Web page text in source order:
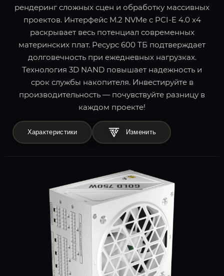
рендеринг сложных сцен и обработку массивных
проектов. Интерфейс M.2 NVMe с PCI-E 4.0 x4
раскрывает весь потенциал современных
материнских плат. Ресурс 600 ТБ подтверждает
долговечность при ежедневных нагрузках.
Технология 3D NAND повышает надежность и
срок службы накопителя. Инвестируйте в
производительность — почувствуйте разницу в
каждом проекте!
Характеристики